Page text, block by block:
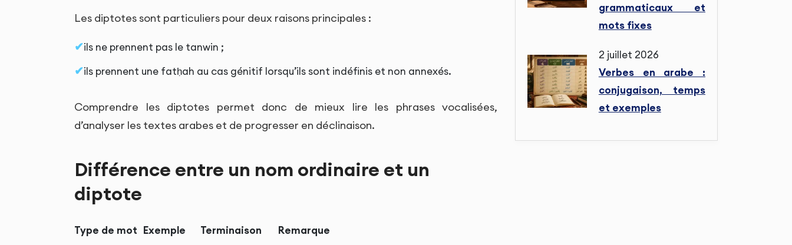
Les diptotes sont particuliers pour deux raisons principales :
ils ne prennent pas le tanwin ;
ils prennent une fatḥah au cas génitif lorsqu’ils sont indéfinis et non annexés.
Comprendre les diptotes permet donc de mieux lire les phrases vocalisées,
d’analyser les textes arabes et de progresser en déclinaison.
Différence entre un nom ordinaire et un
diptote
Type de mot Exemple Terminaison Remarque
grammaticaux et
mots fixes
2 juillet 2026
Verbes en arabe :
conjugaison, temps
et exemples